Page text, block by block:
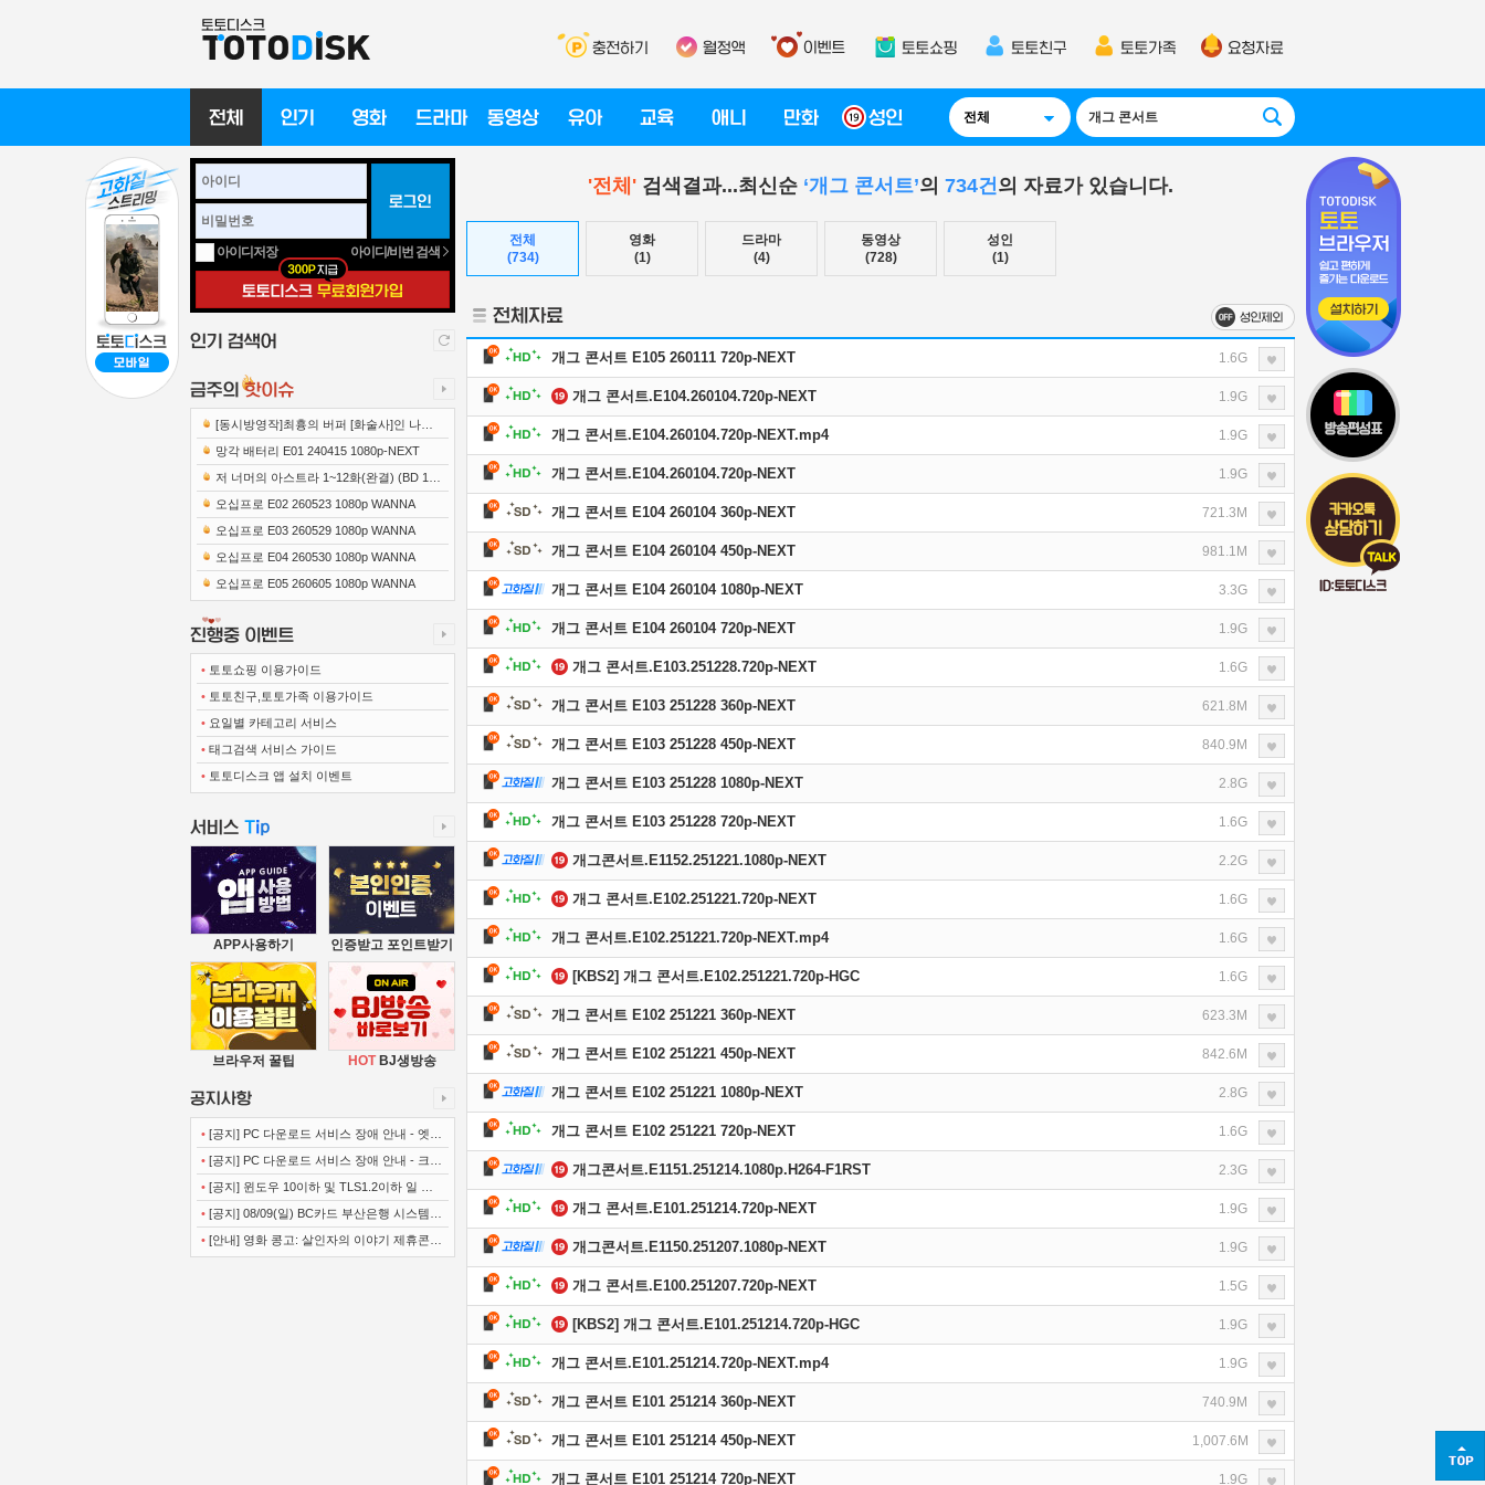
아이디저장 아이디/비번 검색
전체
[동시방영작]최흉의 버퍼 [화술사]인 나는
세계 최강 클랜을 이끈다 E12 241219 108..
망각 배터리 E01 240415 1080p-NEXT
저 너머의 아스트라 1~12화(완결) (BD 192
0x1080 x265-10Bit FLACx2)
오십프로 E02 260523 1080p WANNA
오십프로 E03 260529 1080p WANNA
오십프로 E04 260530 1080p WANNA
오십프로 E05 260605 1080p WANNA
• 토토쇼핑 이용가이드
• 토토친구,토토가족 이용가이드
• 요일별 카테고리 서비스
• 태그검색 서비스 가이드
• 토토디스크 앱 설치 이벤트
APP사용하기 인증받고 포인트받기
브라우저 꿀팁 HOTBJ생방송
• [공지] PC 다운로드 서비스 장애 안내 - 엣지
(Microsoft Edge)
• [공지] PC 다운로드 서비스 장애 안내 - 크롬
(Chrome)
• [공지] 윈도우 10이하 및 TLS1.2이하 일 경
우 사이트 이용불가 안내
• [공지] 08/09(일) BC카드 부산은행 시스템
정기점검 안내
• [안내] 영화 콩고: 살인자의 이야기 제휴콘텐
'전체' 검색결과...최신순 ‘개그 콘서트’의 734건의 자료가 있습니다.
전체
(734)
영화
(1)
드라마
(4)
동영상
(728)
성인
(1)
개그 콘서트 E105 260111 720p-NEXT 1.6G
개그 콘서트.E104.260104.720p-NEXT 1.9G
개그 콘서트.E104.260104.720p-NEXT.mp4 1.9G
개그 콘서트.E104.260104.720p-NEXT 1.9G
개그 콘서트 E104 260104 360p-NEXT 721.3M
개그 콘서트 E104 260104 450p-NEXT 981.1M
개그 콘서트 E104 260104 1080p-NEXT 3.3G
개그 콘서트 E104 260104 720p-NEXT 1.9G
개그 콘서트.E103.251228.720p-NEXT 1.6G
개그 콘서트 E103 251228 360p-NEXT 621.8M
개그 콘서트 E103 251228 450p-NEXT 840.9M
개그 콘서트 E103 251228 1080p-NEXT 2.8G
개그 콘서트 E103 251228 720p-NEXT 1.6G
개그콘서트.E1152.251221.1080p-NEXT 2.2G
개그 콘서트.E102.251221.720p-NEXT 1.6G
개그 콘서트.E102.251221.720p-NEXT.mp4 1.6G
[KBS2] 개그 콘서트.E102.251221.720p-HGC 1.6G
개그 콘서트 E102 251221 360p-NEXT 623.3M
개그 콘서트 E102 251221 450p-NEXT 842.6M
개그 콘서트 E102 251221 1080p-NEXT 2.8G
개그 콘서트 E102 251221 720p-NEXT 1.6G
개그콘서트.E1151.251214.1080p.H264-F1RST 2.3G
개그 콘서트.E101.251214.720p-NEXT 1.9G
개그콘서트.E1150.251207.1080p-NEXT 1.9G
개그 콘서트.E100.251207.720p-NEXT 1.5G
[KBS2] 개그 콘서트.E101.251214.720p-HGC 1.9G
개그 콘서트.E101.251214.720p-NEXT.mp4 1.9G
개그 콘서트 E101 251214 360p-NEXT 740.9M
개그 콘서트 E101 251214 450p-NEXT 1,007.6M
개그 콘서트 E101 251214 720p-NEXT 1.9G